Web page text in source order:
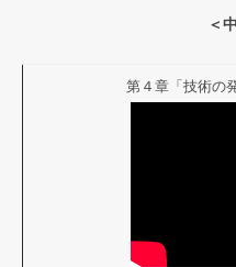
＜
第４章「技術の